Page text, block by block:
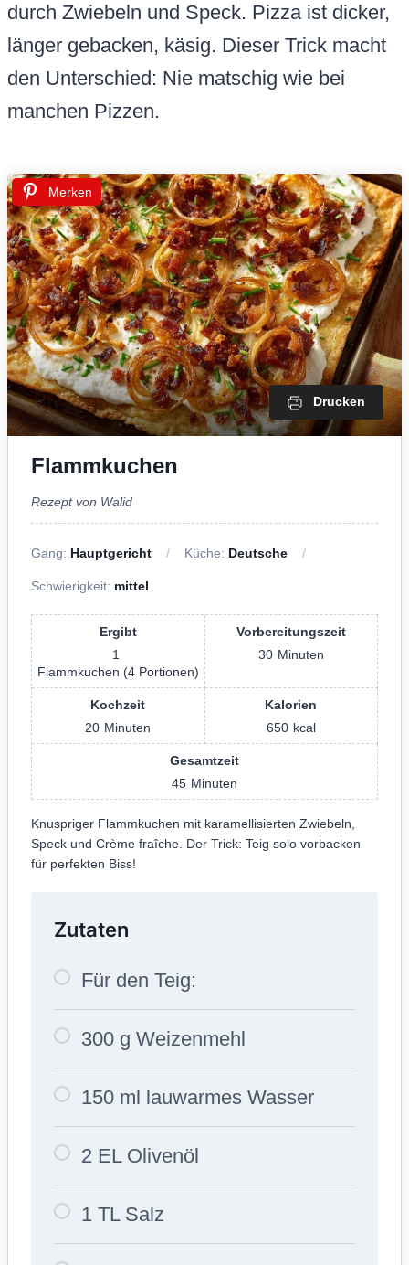
durch Zwiebeln und Speck. Pizza ist dicker,
länger gebacken, käsig. Dieser Trick macht
den Unterschied: Nie matschig wie bei
manchen Pizzen.
Merken
Drucken
Flammkuchen
Rezept von Walid
Gang: Hauptgericht Küche: Deutsche
Schwierigkeit: mittel
Ergibt
1
Flammkuchen (4 Portionen)
Vorbereitungszeit
30 Minuten
Kochzeit
20 Minuten
Kalorien
650 kcal
Gesamtzeit
45 Minuten
Knuspriger Flammkuchen mit karamellisierten Zwiebeln,
Speck und Crème fraîche. Der Trick: Teig solo vorbacken
für perfekten Biss!
Zutaten
Für den Teig:
300 g Weizenmehl
150 ml lauwarmes Wasser
2 EL Olivenöl
1 TL Salz